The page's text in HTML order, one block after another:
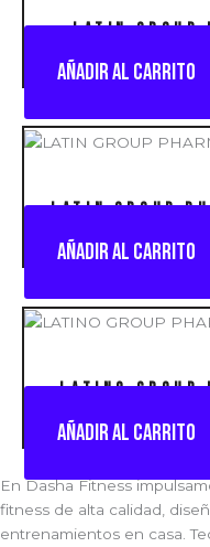
LATIN
Añadir al carrito
LATIN GROUP
Añadir al carrito
LATINO
Añadir al carrito
En Dasha Fitness
fitness de alta calidad,
entrenamientos en casa.